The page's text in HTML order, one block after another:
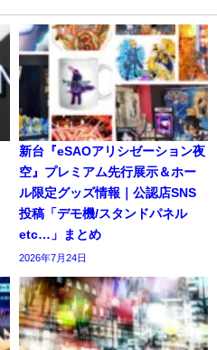
新台『eSAOアリシゼーション夜
空』プレミアム先行展示＆ホー
ル限定グッズ情報｜公認店SNS
投稿「デモ機/スタンドパネル
etc…」まとめ
2026年7月24日